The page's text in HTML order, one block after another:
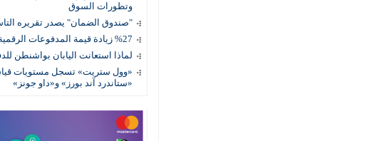
وتطورات السوق
"صندوق الضمان" يصدر تقريره
%27 زيادة قيمة المدفوعات الرقمية
لماذا استعانت اليابان بواشنطن
«وول ستريت» تسجل مستويات
«ستاندرد آند بورز» و«داو جونز»